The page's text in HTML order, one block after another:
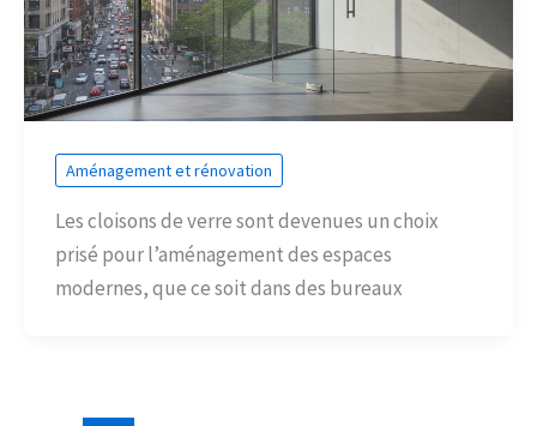
Aménagement et rénovation
Les cloisons de verre sont devenues un choix
prisé pour l’aménagement des espaces
modernes, que ce soit dans des bureaux